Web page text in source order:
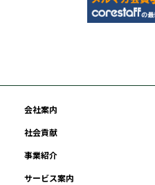
会社案内
社会貢献
事業紹介
サービス案内